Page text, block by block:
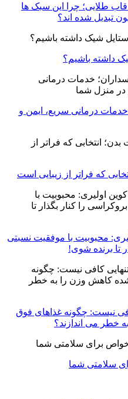
قاب طلایی؛ چرا این سبک ها
تبدیل شده اند؟
داشته باشیم؟
درمانی سریع، ایمن و
که فراتر از زیبایی است
محبوبیت با موفقیت نسبتی
تا برنده شوی!
نیست: چگونه غذاهای فوق
خطر می اندازند؟
سلامتی شما